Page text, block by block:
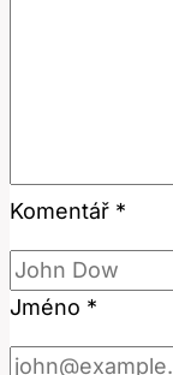
Komentář *
Jméno *